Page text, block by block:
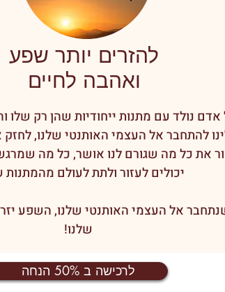
להזרים יותר שפע
ואהבה לחיים
אדם נולד עם מתנות ייחודיות שהן רק שלו
להתחבר אל העצמי האותנטי שלנו,
את כל מה שגורם לנו אושר, כל מה
יכולים לעזור ולתת לעולם מהמתנות
אל העצמי האותנטי שלנו, השפע
שלנו!
לרכישה ב 50% הנחה